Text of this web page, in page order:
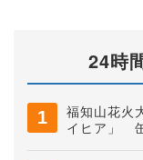
24時
福知山花火
イヒア」